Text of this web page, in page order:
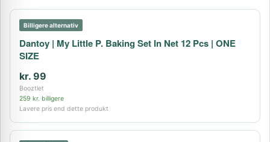
Billigere alternativ
Dantoy | My Little P. Baking Set In Net 12 Pcs | ONE
SIZE
kr. 99
Booztlet
259 kr. billigere
Lavere pris end dette produkt